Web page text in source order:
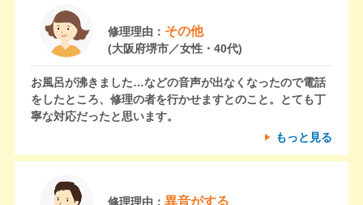
修理理由： その他
(大阪府堺市／女性・40代)
お風呂が沸きました…などの音声が出なくなったので電話
をしたところ、修理の者を行かせますとのこと。とても丁
寧な対応だったと思います。
もっと見る
修理理由： 異音がする